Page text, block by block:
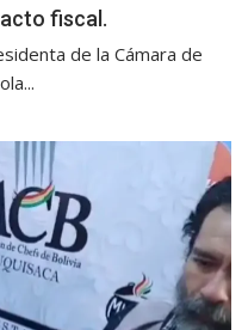
fiscal.
de la Cámara de